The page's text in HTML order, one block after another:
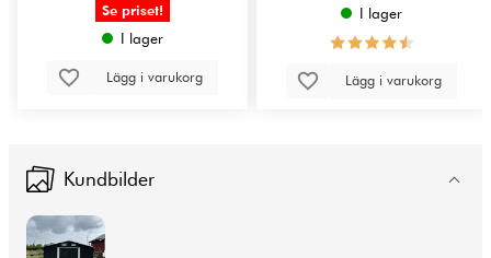
Se priset!
I lager
Lägg i varukorg
I lager
Lägg i varukorg
Kundbilder